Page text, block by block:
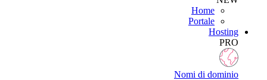
Home
Portale
Hosting
PRO
Nomi di dominio